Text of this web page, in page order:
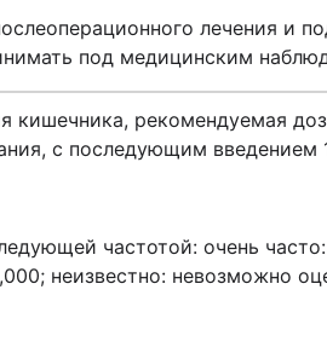
лечения и
под медицинским
кишечника, рекомендуемая
с последующим
частотой: очень
неизвестно: невозможно